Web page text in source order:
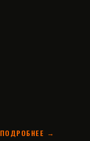
ПОДРОБНЕЕ →